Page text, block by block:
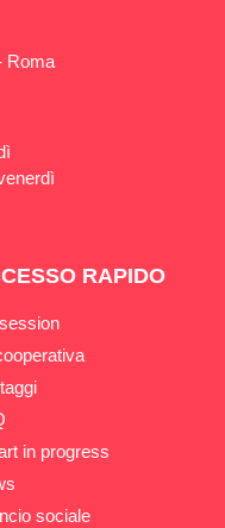
Roma
RAPIDO
in progress
sociale